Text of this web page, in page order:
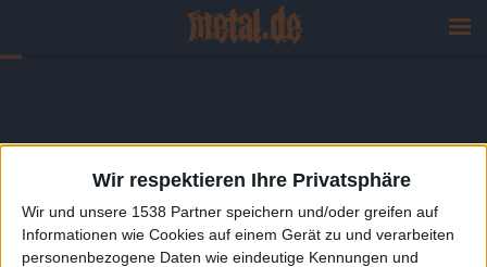
Wir respektieren Ihre Privatsphäre
Wir und unsere 1538 Partner speichern und/oder greifen auf
Informationen wie Cookies auf einem Gerät zu und verarbeiten
personenbezogene Daten wie eindeutige Kennungen und